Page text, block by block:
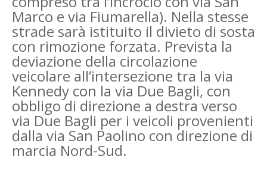
Marco e via Fiumarella). Nella stesse
strade sarà istituito il divieto di sosta
con rimozione forzata. Prevista la
deviazione della circolazione
veicolare all’intersezione tra la via
Kennedy con la via Due Bagli, con
obbligo di direzione a destra verso
via Due Bagli per i veicoli provenienti
dalla via San Paolino con direzione di
marcia Nord-Sud.